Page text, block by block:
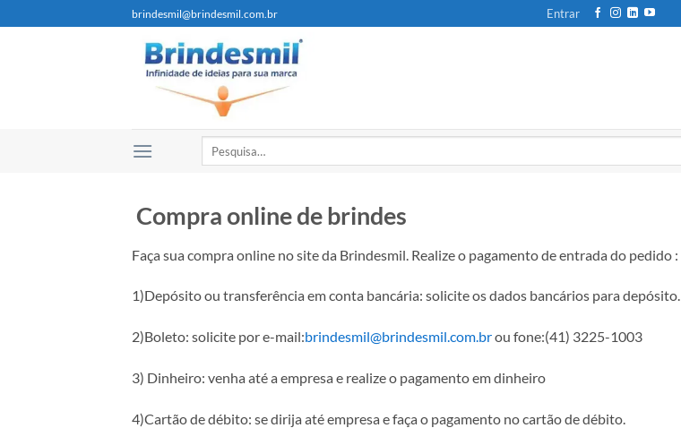
brindesmil@brindesmil.com.br Entrar
Compra online de brindes
Faça sua compra online no site da Brindesmil. Realize o pagamento de entrada do pedido :
1)Depósito ou transferência em conta bancária: solicite os dados bancários para depósito.
2)Boleto: solicite por e-mail:brindesmil@brindesmil.com.brou fone:(41) 3225-1003
3) Dinheiro: venha até a empresa e realize o pagamento em dinheiro
4)Cartão de débito: se dirija até empresa e faça o pagamento no cartão de débito.